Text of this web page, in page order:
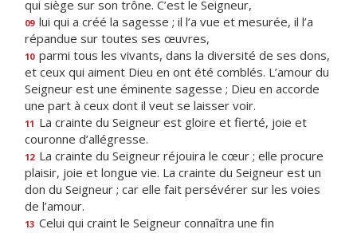
qui siège sur son trône. C’est le Seigneur,
09 lui qui a créé la sagesse ; il l’a vue et mesurée, il l’a
répandue sur toutes ses œuvres,
10 parmi tous les vivants, dans la diversité de ses dons,
et ceux qui aiment Dieu en ont été comblés. L’amour du
Seigneur est une éminente sagesse ; Dieu en accorde
une part à ceux dont il veut se laisser voir.
11 La crainte du Seigneur est gloire et fierté, joie et
couronne d’allégresse.
12 La crainte du Seigneur réjouira le cœur ; elle procure
plaisir, joie et longue vie. La crainte du Seigneur est un
don du Seigneur ; car elle fait persévérer sur les voies
de l’amour.
13 Celui qui craint le Seigneur connaîtra une fin